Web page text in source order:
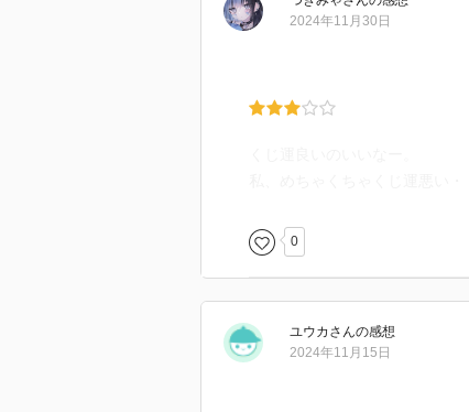
2024年11月30日
0
ユウカ さんの感想
2024年11月15日